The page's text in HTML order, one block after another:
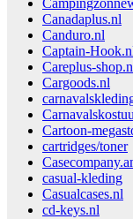
Canadaplus.nl
Canduro.nl
Captain-
Careplus-
Cargoods.nl
Cartoon-
cartridges/toner
casual-kleding
Casualcases.nl
cd-keys.nl